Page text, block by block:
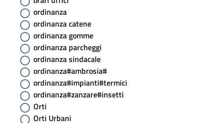
ordinanza
ordinanza catene
ordinanza gomme
ordinanza parcheggi
ordinanza sindacale
ordinanza#ambrosia#
ordinanza#impianti#termici
ordinanza#zanzare#insetti
Orti
Orti Urbani